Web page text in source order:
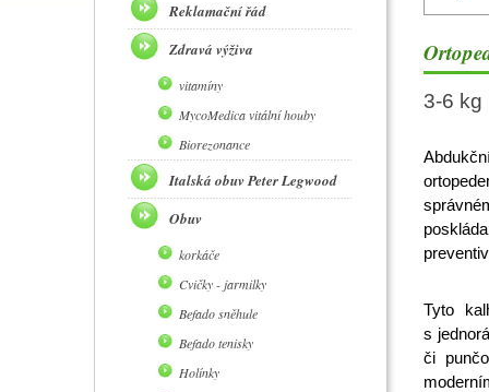
3-6
Tyto
s
či
Reklamační řád
Zdravá výživa
vitamíny
MycoMedica vitální houby
Biorezonance
Italská obuv Peter Legwood
Obuv
korkáče
Cvičky - jarmilky
Befado sněhule
Befado tenisky
Holínky